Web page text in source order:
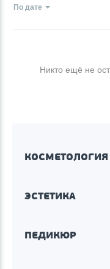
По дате
Никто ещё не
КОСМЕТОЛОГИЯ
ЭСТЕТИКА
ПЕДИКЮР